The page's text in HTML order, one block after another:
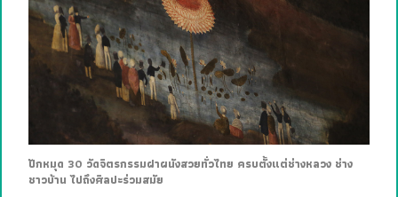
ปักหมุด 30 วัดจิตรกรรมฝาผนังสวยทั่วไทย ครบตั้งแต่ช่างหลวง ช่าง
ชาวบ้าน ไปถึงศิลปะร่วมสมัย